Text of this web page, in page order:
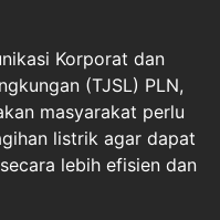
Korporat dan
(TJSL) PLN,
masyarakat perlu
listrik agar dapat
lebih efisien dan